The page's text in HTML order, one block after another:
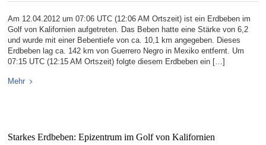
Am 12.04.2012 um 07:06 UTC (12:06 AM Ortszeit) ist ein Erdbeben im
Golf von Kalifornien aufgetreten. Das Beben hatte eine Stärke von 6,2
und wurde mit einer Bebentiefe von ca. 10,1 km angegeben. Dieses
Erdbeben lag ca. 142 km von Guerrero Negro in Mexiko entfernt. Um
07:15 UTC (12:15 AM Ortszeit) folgte diesem Erdbeben ein […]
Mehr
Starkes Erdbeben: Epizentrum im Golf von Kalifornien